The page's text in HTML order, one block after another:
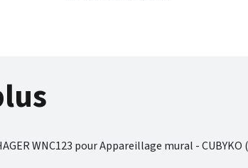
WNC123 pour Appareillage mural - CUBYKO